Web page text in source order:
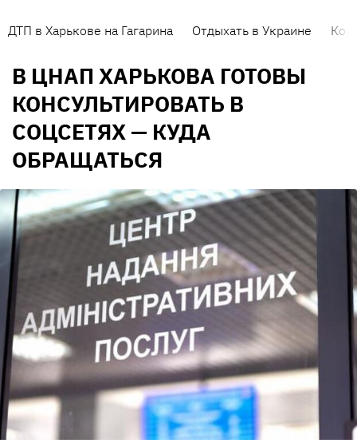
ДТП в Харькове на Гагарина Отдыхать в Украине
В ЦНАП ХАРЬКОВА ГОТОВЫ
КОНСУЛЬТИРОВАТЬ В
СОЦСЕТЯХ — КУДА
ОБРАЩАТЬСЯ